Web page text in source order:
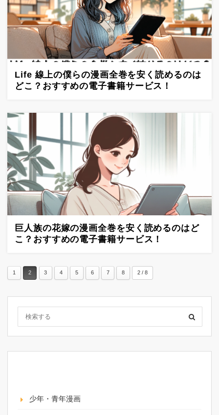
Life 線上の僕らの漫画全巻を安く読めるのは
どこ？おすすめの電子書籍サービス！
巨人族の花嫁の漫画全巻を安く読めるのはど
こ？おすすめの電子書籍サービス！
1 2 3 4 5 6 7 8 2 / 8
少年・青年漫画